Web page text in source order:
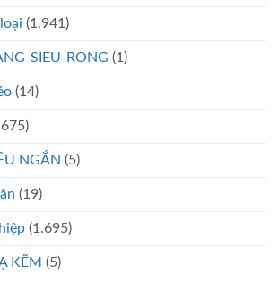
(1.941)
SIEU-RONG (1)
(14)
NGẮN (5)
(19)
(1.695)
KẼM (5)